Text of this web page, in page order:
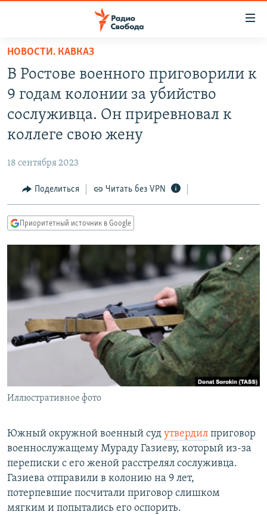
упрощенного
доступа
Вернуться
основному
содержанию
навигации
Вернутся
АВТОРСКИЕ ПРОЕКТЫ
КУЛЬТУРА
IDEL.РЕАЛИИ
КАВКАЗ.РЕАЛИИ
СИБИРЬ.РЕАЛИИ
РАСПИСАНИЕ ВЕЩАНИЯ
ПОДПИШИТЕСЬ НА РАССЫЛКУ
СОЦИАЛЬНЫЕ СЕТИ
НОВОСТИ. КАВКАЗ
В Ростове военного приговорили к
9 годам колонии за убийство
сослуживца. Он приревновал к
коллеге свою жену
18 сентября 2023
Поделиться Читать без VPN
Приоритетный источник в Google
Иллюстративное фото
Южный окружной военный суд утвердил приговор
военнослужащему Мураду Газиеву, который из-за
переписки с его женой расстрелял сослуживца.
Газиева отправили в колонию на 9 лет,
потерпевшие посчитали приговор слишком
мягким и попытались его оспорить.